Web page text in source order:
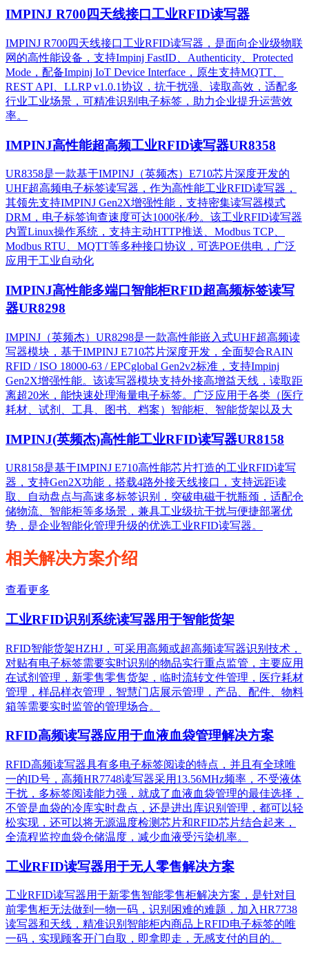
IMPINJ R700四天线接口工业RFID读写器
IMPINJ R700四天线接口工业RFID读写器，是面向企业级物联
网的高性能设备，支持Impinj FastID、Authenticity、Protected
Mode，配备Impinj IoT Device Interface，原生支持MQTT、
REST API、LLRP v1.0.1协议，抗干扰强、读取高效，适配多
行业工业场景，可精准识别电子标签，助力企业提升运营效
率。
IMPINJ高性能超高频工业RFID读写器UR8358
UR8358是一款基于IMPINJ（英频杰）E710芯片深度开发的
UHF超高频电子标签读写器，作为高性能工业RFID读写器，
其领先支持IMPINJ Gen2X增强性能，支持密集读写器模式
DRM，电子标签询查速度可达1000张/秒。该工业RFID读写器
内置Linux操作系统，支持主动HTTP推送、Modbus TCP、
Modbus RTU、MQTT等多种接口协议，可选POE供电，广泛
应用于工业自动化
IMPINJ高性能多端口智能柜RFID超高频标签读写
器UR8298
IMPINJ（英频杰）UR8298是一款高性能嵌入式UHF超高频读
写器模块，基于IMPINJ E710芯片深度开发，全面契合RAIN
RFID / ISO 18000-63 / EPCglobal Gen2v2标准，支持Impinj
Gen2X增强性能。该读写器模块支持外接高增益天线，读取距
离超20米，能快速处理海量电子标签。广泛应用于各类（医疗
耗材、试剂、工具、图书、档案）智能柜、智能货架以及大
IMPINJ(英频杰)高性能工业RFID读写器UR8158
UR8158是基于IMPINJ E710高性能芯片打造的工业RFID读写
器，支持Gen2X功能，搭载4路外接天线接口，支持远距读
取、自动盘点与高速多标签识别，突破电磁干扰瓶颈，适配仓
储物流、智能柜等多场景，兼具工业级抗干扰与便捷部署优
势，是企业智能化管理升级的优选工业RFID读写器。
相关解决方案介绍
查看更多
工业RFID识别系统读写器用于智能货架
RFID智能货架HZHJ，可采用高频或超高频读写器识别技术，
对贴有电子标签需要实时识别的物品实行重点监管，主要应用
在试剂管理，新零售零售货架，临时流转文件管理，医疗耗材
管理，样品样衣管理，智慧门店展示管理，产品、配件、物料
箱等需要实时监管的管理场合。
RFID高频读写器应用于血液血袋管理解决方案
RFID高频读写器具有多电子标签阅读的特点，并且有全球唯
一的ID号，高频HR7748读写器采用13.56MHz频率，不受液体
干扰，多标签阅读能力强，就成了血液血袋管理的最佳选择，
不管是血袋的冷库实时盘点，还是进出库识别管理，都可以轻
松实现，还可以将无源温度检测芯片和RFID芯片结合起来，
全流程监控血袋仓储温度，减少血液受污染机率。
工业RFID读写器用于无人零售解决方案
工业RFID读写器用于新零售智能零售柜解决方案，是针对目
前零售柜无法做到一物一码，识别困难的难题，加入HR7738
读写器和天线，精准识别​智能柜内商品上RFID电子标签的唯
一码，实现顾客开门自取，即拿即走，无感支付的目的。